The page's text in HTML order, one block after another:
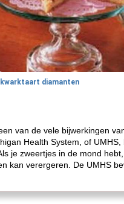
kwarktaart diamanten
van de vele bijwerkingen
Health System, of
je zweertjes in de mond
kan verergeren. De UMHS